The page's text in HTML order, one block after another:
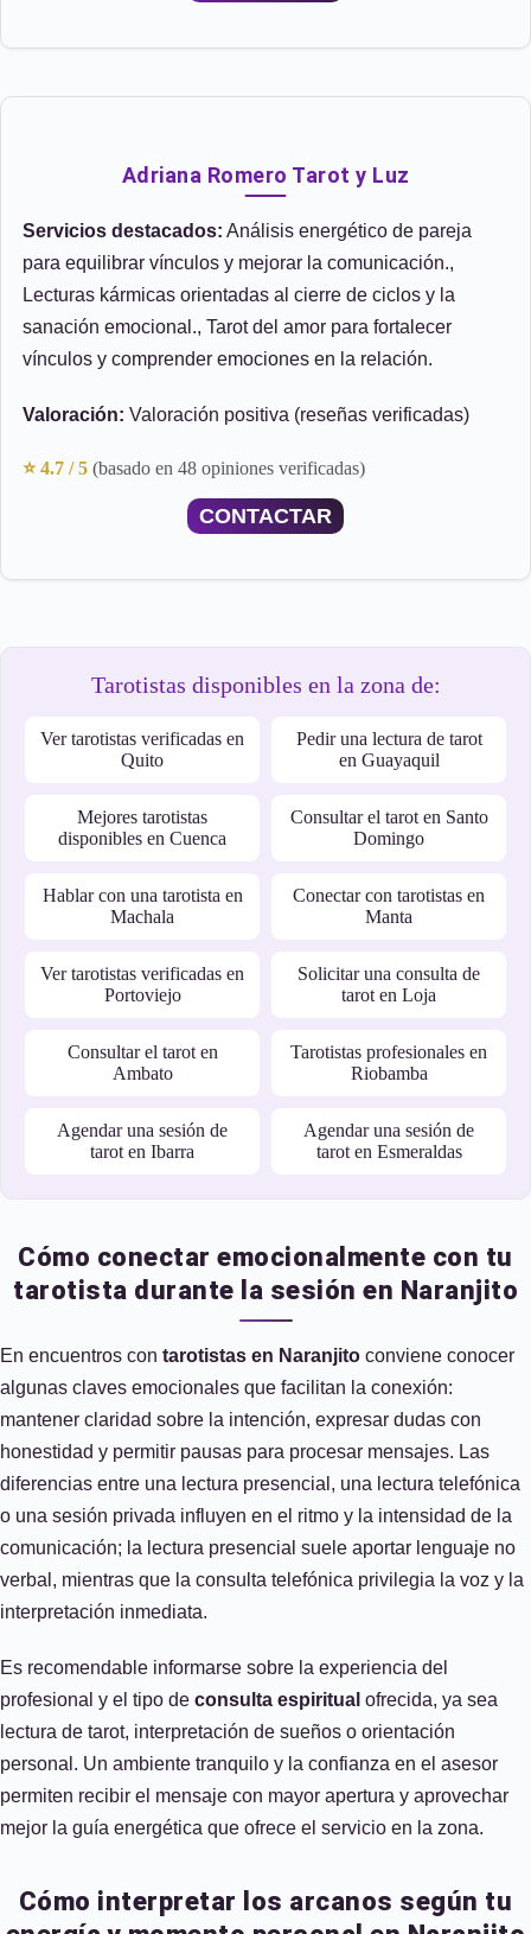
Adriana Romero Tarot y Luz
Servicios destacados: Análisis energético de pareja
para equilibrar vínculos y mejorar la comunicación.,
Lecturas kármicas orientadas al cierre de ciclos y la
sanación emocional., Tarot del amor para fortalecer
vínculos y comprender emociones en la relación.
Valoración: Valoración positiva (reseñas verificadas)
⭐ 4.7 / 5 (basado en 48 opiniones verificadas)
CONTACTAR
Tarotistas disponibles en la zona de:
Ver tarotistas verificadas en
Quito
Pedir una lectura de tarot
en Guayaquil
Mejores tarotistas
disponibles en Cuenca
Consultar el tarot en Santo
Domingo
Hablar con una tarotista en
Machala
Conectar con tarotistas en
Manta
Ver tarotistas verificadas en
Portoviejo
Solicitar una consulta de
tarot en Loja
Consultar el tarot en
Ambato
Tarotistas profesionales en
Riobamba
Agendar una sesión de
tarot en Ibarra
Agendar una sesión de
tarot en Esmeraldas
Cómo conectar emocionalmente con tu
tarotista durante la sesión en Naranjito
En encuentros con tarotistas en Naranjito conviene conocer
algunas claves emocionales que facilitan la conexión:
mantener claridad sobre la intención, expresar dudas con
honestidad y permitir pausas para procesar mensajes. Las
diferencias entre una lectura presencial, una lectura telefónica
o una sesión privada influyen en el ritmo y la intensidad de la
comunicación; la lectura presencial suele aportar lenguaje no
verbal, mientras que la consulta telefónica privilegia la voz y la
interpretación inmediata.
Es recomendable informarse sobre la experiencia del
profesional y el tipo de consulta espiritual ofrecida, ya sea
lectura de tarot, interpretación de sueños o orientación
personal. Un ambiente tranquilo y la confianza en el asesor
permiten recibir el mensaje con mayor apertura y aprovechar
mejor la guía energética que ofrece el servicio en la zona.
Cómo interpretar los arcanos según tu